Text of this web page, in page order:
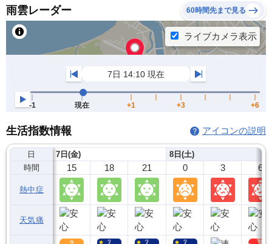
雨雲レーダー 60時間先まで見る
生活指数情報 アイコンの説明
日
時間
熱中症
天気痛
7日(金)
15 18 21
8日(土)
0 3 6